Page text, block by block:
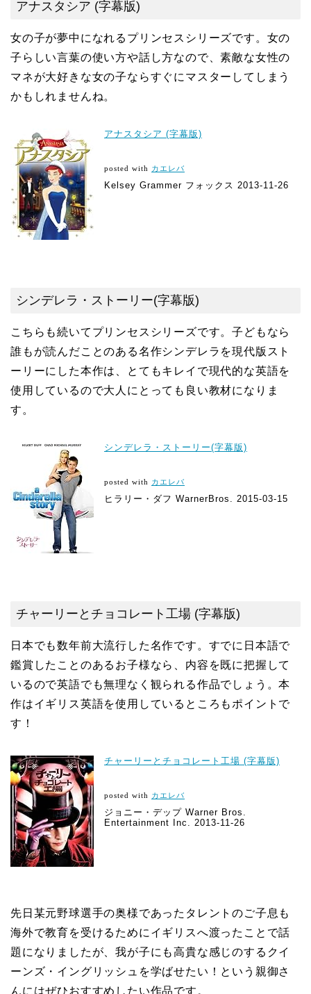
アナスタシア (字幕版)
女の子が夢中になれるプリンセスシリーズです。女の
子らしい言葉の使い方や話し方なので、素敵な女性の
マネが大好きな女の子ならすぐにマスターしてしまう
かもしれませんね。
アナスタシア (字幕版)
posted with カエレバ
Kelsey Grammer フォックス 2013-11-26
シンデレラ・ストーリー(字幕版)
こちらも続いてプリンセスシリーズです。子どもなら
誰もが読んだことのある名作シンデレラを現代版スト
ーリーにした本作は、とてもキレイで現代的な英語を
使用しているので大人にとっても良い教材になりま
す。
シンデレラ・ストーリー(字幕版)
posted with カエレバ
ヒラリー・ダフ WarnerBros. 2015-03-15
チャーリーとチョコレート工場 (字幕版)
日本でも数年前大流行した名作です。すでに日本語で
鑑賞したことのあるお子様なら、内容を既に把握して
いるので英語でも無理なく観られる作品でしょう。本
作はイギリス英語を使用しているところもポイントで
す！
チャーリーとチョコレート工場 (字幕版)
posted with カエレバ
ジョニー・デップ Warner Bros.
Entertainment Inc. 2013-11-26
先日某元野球選手の奥様であったタレントのご子息も
海外で教育を受けるためにイギリスへ渡ったことで話
題になりましたが、我が子にも高貴な感じのするクイ
ーンズ・イングリッシュを学ばせたい！という親御さ
んにはぜひおすすめしたい作品です。